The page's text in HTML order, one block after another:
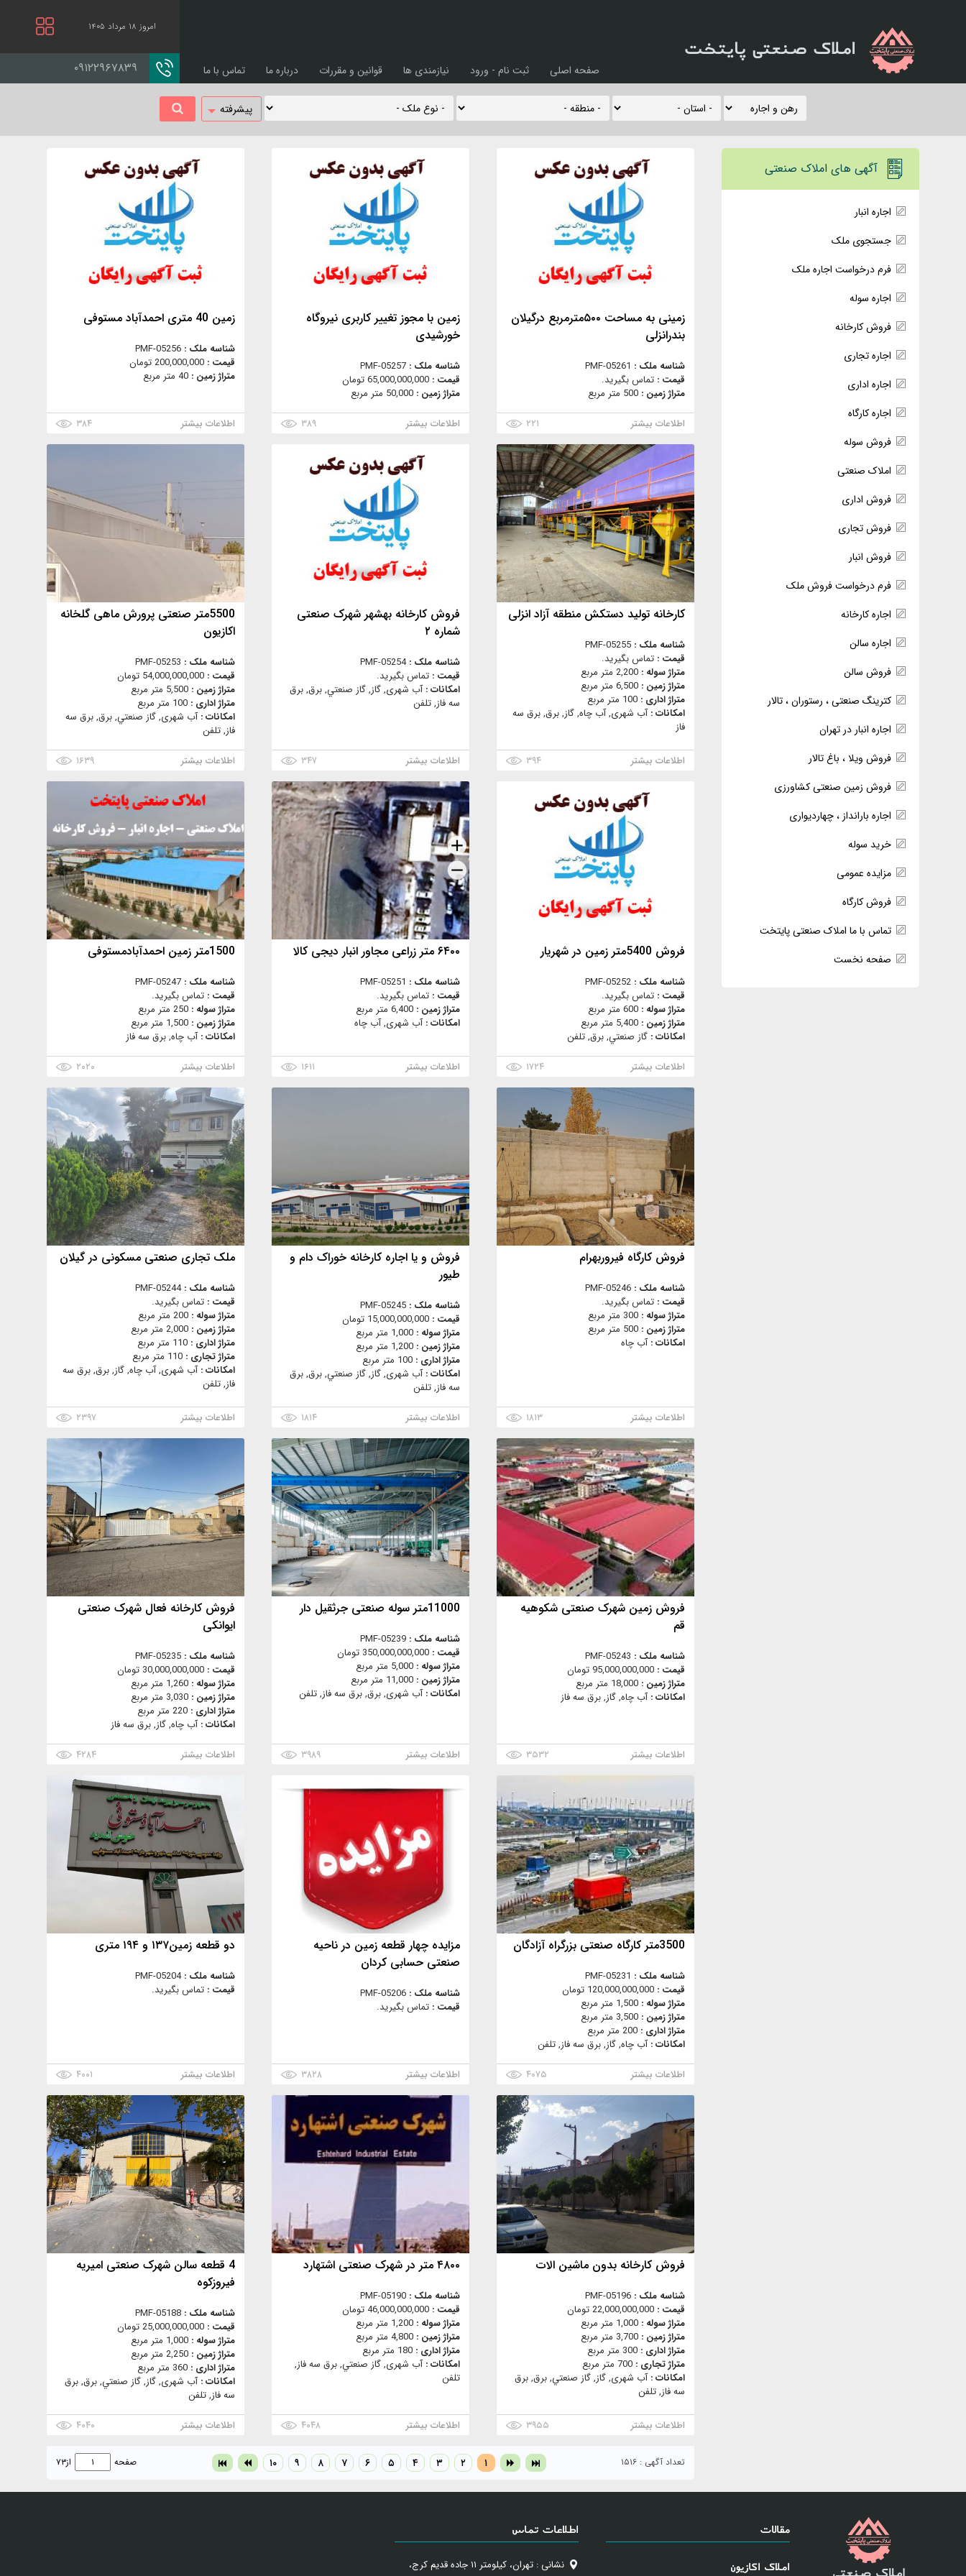
املاک صنعتی پایتخت
صفحه اصلی ثبت نام - ورود نیازمندی ها قوانین و مقررات درباره ما تماس با ما
امروز ۱۸ مرداد ۱۴۰۵
۰۹۱۲۲۹۶۷۸۳۹
پیشرفته
آگهی های املاک صنعتی
اجاره انبار
جستجوی ملک
فرم درخواست اجاره ملک
اجاره سوله
فروش کارخانه
اجاره تجاری
اجاره اداری
اجاره کارگاه
فروش سوله
املاک صنعتی
فروش اداری
فروش تجاری
فروش انبار
فرم درخواست فروش ملک
اجاره کارخانه
اجاره سالن
فروش سالن
کترینگ صنعتی ، رستوران ، تالار
اجاره انبار در تهران
فروش ویلا ، باغ تالار
فروش زمین صنعتی کشاورزی
اجاره بارانداز ، چهاردیواری
خرید سوله
مزایده عمومی
فروش کارگاه
تماس با ما املاک صنعتی پایتخت
صفحه نخست
زمینی به مساحت ۵۰۰مترمربع درگیلان
بندرانزلی
شناسه ملک : PMF-05261
قیمت : تماس بگیرید.
متراژ زمین : 500 متر مربع
اطلاعات بیشتر
۲۲۱
زمین با مجوز تغییر کاربری نیروگاه
خورشیدی
شناسه ملک : PMF-05257
قیمت : 65,000,000,000 تومان
متراژ زمین : 50,000 متر مربع
اطلاعات بیشتر
۳۸۹
زمین 40 متری احمدآباد مستوفی
شناسه ملک : PMF-05256
قیمت : 200,000,000 تومان
متراژ زمین : 40 متر مربع
اطلاعات بیشتر ۳۸۴
کارخانه تولید دستکش منطقه آزاد انزلی
شناسه ملک : PMF-05255
قیمت : تماس بگیرید.
متراژ سوله : 2,200 متر مربع
متراژ زمین : 6,500 متر مربع
متراژ اداری : 100 متر مربع
امکانات :آب شهری, آب چاه, گاز, برق, برق سه
فاز
اطلاعات بیشتر ۳۹۴
فروش کارخانه بهشهر شهرک صنعتی
شماره ۲
شناسه ملک :PMF-05254
قیمت : تماس بگیرید.
امکانات :آب شهری, گاز, گاز صنعتي, برق, برق
سه فاز, تلفن
اطلاعات بیشتر ۳۴۷
5500متر صنعتی پرورش ماهی گلخانه
اکازیون
شناسه ملک : PMF-05253
قیمت : 54,000,000,000 تومان
متراژ زمین : 5,500 متر مربع
متراژ اداری : 100 متر مربع
امکانات :آب شهری, گاز صنعتي, برق, برق سه
فاز, تلفن
اطلاعات بیشتر
۱۶۳۹
فروش 5400متر زمین در شهریار
شناسه ملک : PMF-05252
قیمت : تماس بگیرید.
متراژ سوله : 600 متر مربع
متراژ زمین : 5,400 متر مربع
امکانات : گاز صنعتي, برق, تلفن
اطلاعات بیشتر
۱۷۲۴
۶۴۰۰ متر زراعی مجاور انبار دیجی کالا
شناسه ملک : PMF-05251
قیمت : تماس بگیرید.
متراژ زمین : 6,400 متر مربع
امکانات :آب شهری, آب چاه
اطلاعات بیشتر ۱۶۱۱
1500متر زمین احمدآبادمستوفی
شناسه ملک : PMF-05247
قیمت : تماس بگیرید.
متراژ سوله : 250 متر مربع
متراژ زمین : 1,500 متر مربع
امکانات :آب چاه, برق سه فاز
اطلاعات بیشتر
۲۰۲۰
فروش کارگاه فیروربهرام
شناسه ملک : PMF-05246
قیمت : تماس بگیرید.
متراژ سوله : 300 متر مربع
متراژ زمین : 500 متر مربع
امکانات :آب چاه
اطلاعات بیشتر ۱۸۱۳
فروش و یا اجاره کارخانه خوراک دام و
طیور
شناسه ملک : PMF-05245
قیمت : 15,000,000,000 تومان
متراژ سوله : 1,000 متر مربع
متراژ زمین : 1,200 متر مربع
متراژ اداری : 100 متر مربع
امکانات :آب شهری, گاز, گاز صنعتي, برق, برق
سه فاز, تلفن
اطلاعات بیشتر
۱۸۱۴
ملک تجاری صنعتی مسکونی در گیلان
شناسه ملک :PMF-05244
قیمت : تماس بگیرید.
متراژ سوله : 200 متر مربع
متراژ زمین : 2,000 متر مربع
متراژ اداری : 110 متر مربع
متراژ تجاری : 110 متر مربع
امکانات :آب شهری, آب چاه, گاز, برق, برق سه
فاز, تلفن
اطلاعات بیشتر ۲۳۹۷
فروش زمین شهرک صنعتی شکوهیه
قم
شناسه ملک : PMF-05243
قیمت : 95,000,000,000 تومان
متراژ زمین : 18,000 متر مربع
امکانات :آب چاه, گاز, برق سه فاز
اطلاعات بیشتر ۳۵۳۲
11000متر سوله صنعتی جرثقیل دار
شناسه ملک : PMF-05239
قیمت : 350,000,000,000 تومان
متراژ سوله : 5,000 متر مربع
متراژ زمین : 11,000 متر مربع
امکانات :آب شهری, برق, برق سه فاز, تلفن
اطلاعات بیشتر ۳۹۸۹
فروش کارخانه فعال شهرک صنعتی
ایوانکی
شناسه ملک : PMF-05235
قیمت : 30,000,000,000 تومان
متراژ سوله : 1,260 متر مربع
متراژ زمین : 3,030 متر مربع
متراژ اداری : 220 متر مربع
امکانات :آب چاه, گاز, برق سه فاز
اطلاعات بیشتر
۴۲۸۴
3500متر کارگاه صنعتی بزرگراه آزادگان
شناسه ملک : PMF-05231
قیمت : 120,000,000,000 تومان
متراژ سوله : 1,500 متر مربع
متراژ زمین : 3,500 متر مربع
متراژ اداری : 200 متر مربع
امکانات :آب چاه, گاز, برق سه فاز, تلفن
اطلاعات بیشتر
۴۰۷۵
مزایده چهار قطعه زمین در ناحیه
صنعتی حسابی کردان
شناسه ملک : PMF-05206
قیمت : تماس بگیرید.
اطلاعات بیشتر ۳۸۲۸
دو قطعه زمین۱۳۷ و ۱۹۴ متری
شناسه ملک :PMF-05204
قیمت : تماس بگیرید.
اطلاعات بیشتر ۴۰۰۱
فروش کارخانه بدون ماشین الات
شناسه ملک : PMF-05196
قیمت : 22,000,000,000 تومان
متراژ سوله : 1,000 متر مربع
متراژ زمین : 3,700 متر مربع
متراژ اداری : 300 متر مربع
متراژ تجاری : 700 متر مربع
امکانات :آب شهری, گاز, گاز صنعتي, برق, برق
سه فاز, تلفن
اطلاعات بیشتر ۳۹۵۵
۴۸۰۰ متر در شهرک صنعتی اشتهارد
شناسه ملک : PMF-05190
قیمت : 46,000,000,000 تومان
متراژ سوله : 1,200 متر مربع
متراژ زمین : 4,800 متر مربع
متراژ اداری : 180 متر مربع
امکانات :آب شهری, گاز صنعتي, برق سه فاز,
تلفن
اطلاعات بیشتر ۴۰۴۸
4 قطعه سالن شهرک صنعتی امیریه
فیروزکوه
شناسه ملک : PMF-05188
قیمت : 25,000,000,000 تومان
متراژ سوله : 1,000 متر مربع
متراژ زمین : 2,250 متر مربع
متراژ اداری : 360 متر مربع
امکانات :آب شهری, گاز, گاز صنعتي, برق, برق
سه فاز, تلفن
اطلاعات بیشتر
۴۰۴۰
تعداد آگهی : ۱۵۱۶ ۱ ۲ ۳ ۴ ۵ ۶ ۷ ۸ ۹ ۱۰ صفحه از۷۳
مقالات
املاک اکازیون
اطلاعات تماس
نشانی : تهران، کیلومتر ۱۱ جاده قدیم کرج،